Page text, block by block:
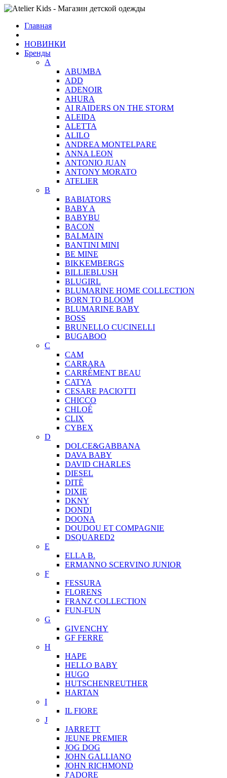
Главная
НОВИНКИ
Бренды
A
ABUMBA
ADD
ADENOIR
AHURA
AI RAIDERS ON THE STORM
ALEIDA
ALETTA
ALILO
ANDREA MONTELPARE
ANNA LEON
ANTONIO JUAN
ANTONY MORATO
ATELIER
B
BABIATORS
BABY A
BABYBU
BACON
BALMAIN
BANTINI MINI
BE MINE
BIKKEMBERGS
BILLIEBLUSH
BLUGIRL
BLUMARINE HOME COLLECTION
BORN TO BLOOM
BLUMARINE BABY
BOSS
BRUNELLO CUCINELLI
BUGABOO
C
CAM
CARRARA
CARRÉMENT BEAU
CATYA
CESARE PACIOTTI
CHICCO
CHLOÉ
CLIX
CYBEX
D
DOLCE&GABBANA
DAVA BABY
DAVID CHARLES
DIESEL
DITЁ
DIXIE
DKNY
DONDI
DOONA
DOUDOU ET COMPAGNIE
DSQUARED2
E
ELLA B.
ERMANNO SCERVINO JUNIOR
F
FESSURA
FLORENS
FRANZ COLLECTION
FUN-FUN
G
GIVENCHY
GF FERRE
H
HAPE
HELLO BABY
HUGO
HUTSCHENREUTHER
HARTAN
I
IL FIORE
J
JARRETT
JEUNE PREMIER
JOG DOG
JOHN GALLIANO
JOHN RICHMOND
J'ADORE